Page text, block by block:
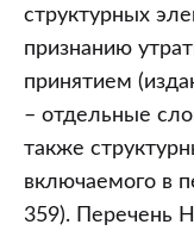
структурных
признанию
принятием
– отдельные
также
включаемого в
359). Перечень